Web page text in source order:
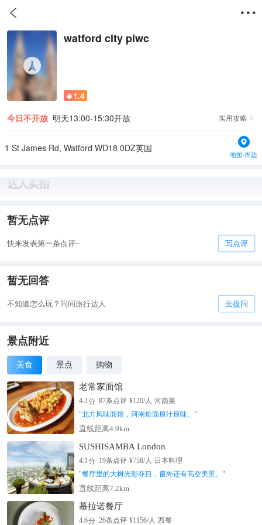
 
watford city piwc
 1.4
今日不开放 明天13:00-15:30开放 实用攻略 
1 St James Rd, Watford WD18 0DZ英国
地图·周边
达人实拍
暂无点评
快来发表第一条点评~ 写点评
暂无回答
不知道怎么玩？问问旅行达人 去提问
景点附近
美食 景点 购物
老常家面馆
4.2分 87条点评 ¥120/人 河南菜
"北方风味面馆，河南烩面原汁原味。 "
直线距离4.9km
SUSHISAMBA London
4.1分 19条点评 ¥758/人 日本料理
"餐厅里的大树光彩夺目，窗外还有高空美景。 "
直线距离7.2km
慕拉诺餐厅
4.6分 26条点评 ¥1156/人 西餐